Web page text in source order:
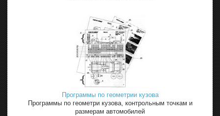
Программы по геометрии кузова
Программы по геометри кузова, контрольным точкам и
размерам автомобилей